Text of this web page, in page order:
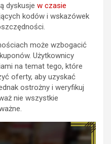
dyskusje w czasie
kodów i wskazówek
może wzbogacić
Użytkownicy
na temat tego, które
oferty, aby uzyskać
ostrożny i weryfikuj
nie wszystkie